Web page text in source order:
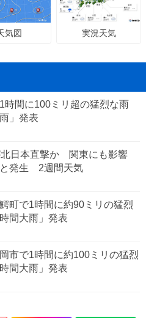
気図 実況天気
1時間に100ミリ超の猛烈な雨
」発表
北日本直撃か 関東にも影響
発生 2週間天気
町で1時間に約90ミリの猛烈
間大雨」発表
市で1時間に約100ミリの猛烈
間大雨」発表